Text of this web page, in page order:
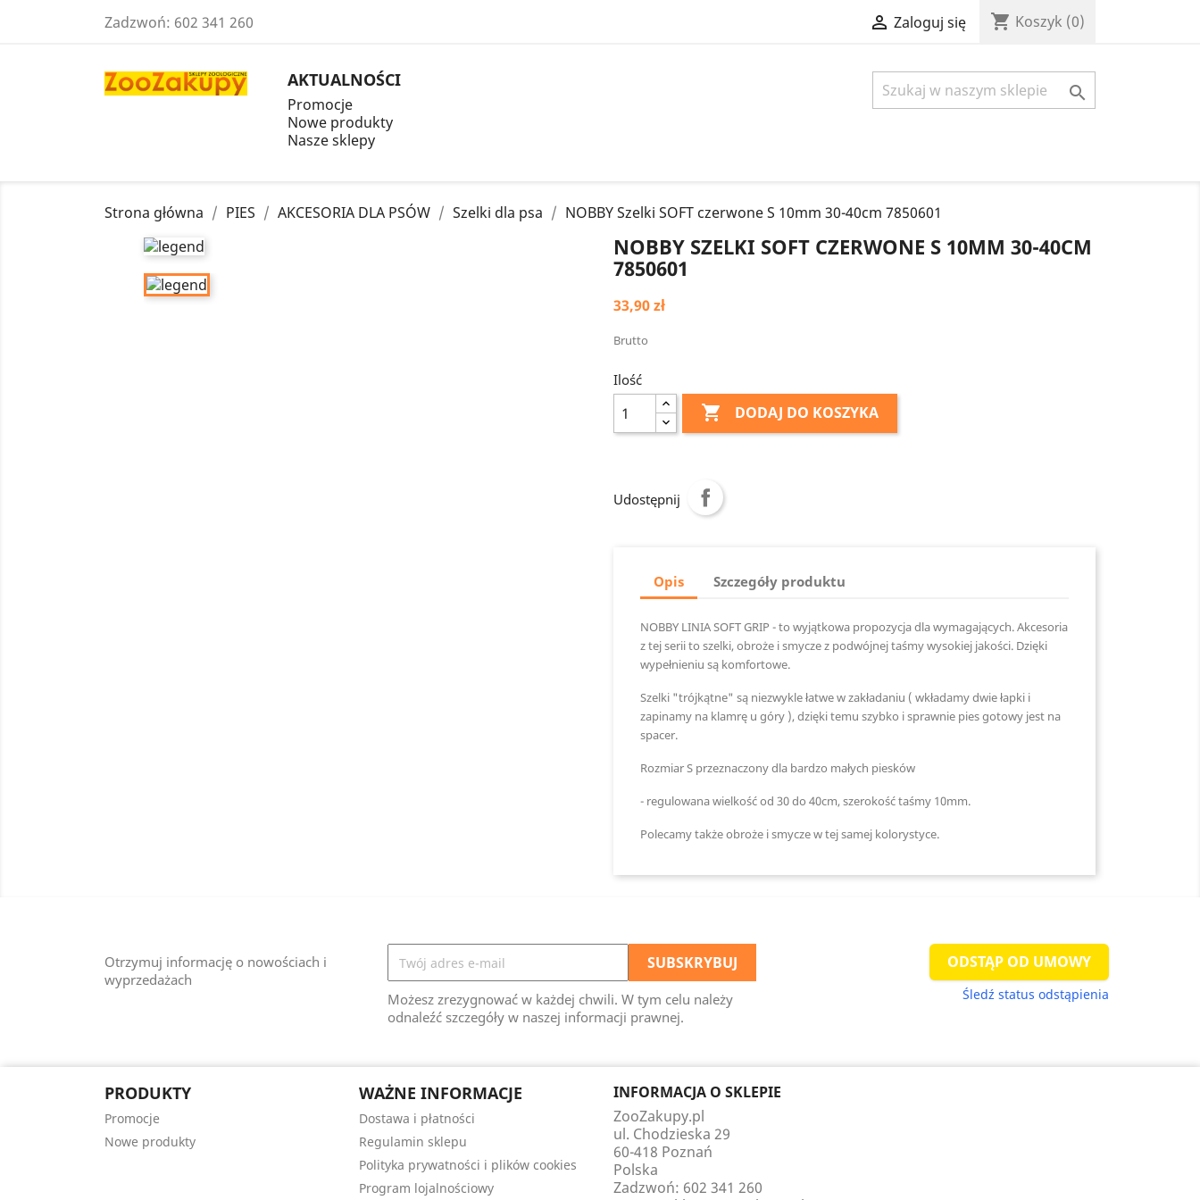
Zadzwoń: 602 341 260  Zaloguj się shopping_cart Koszyk (0)
AKTUALNOŚCI
Promocje
Nowe produkty
Nasze sklepy

Strona główna PIES AKCESORIA DLA PSÓW Szelki dla psa NOBBY Szelki SOFT czerwone S 10mm 30-40cm 7850601
NOBBY SZELKI SOFT CZERWONE S 10MM 30-40CM
7850601
33,90 zł
Brutto
Ilość
 DODAJ DO KOSZYKA
Udostępnij
Opis Szczegóły produktu
NOBBY LINIA SOFT GRIP - to wyjątkowa propozycja dla wymagających. Akcesoria
z tej serii to szelki, obroże i smycze z podwójnej taśmy wysokiej jakości. Dzięki
wypełnieniu są komfortowe.
Szelki "trójkątne" są niezwykle łatwe w zakładaniu ( wkładamy dwie łapki i
zapinamy na klamrę u góry ), dzięki temu szybko i sprawnie pies gotowy jest na
spacer.
Rozmiar S przeznaczony dla bardzo małych piesków
- regulowana wielkość od 30 do 40cm, szerokość taśmy 10mm.
Polecamy także obroże i smycze w tej samej kolorystyce.
Otrzymuj informację o nowościach i
wyprzedażach
Możesz zrezygnować w każdej chwili. W tym celu należy
odnaleźć szczegóły w naszej informacji prawnej.
ODSTĄP OD UMOWY
Śledź status odstąpienia
PRODUKTY
Promocje
Nowe produkty
WAŻNE INFORMACJE
Dostawa i płatności
Regulamin sklepu
Polityka prywatności i plików cookies
Program lojalnościowy
INFORMACJA O SKLEPIE
ZooZakupy.pl
ul. Chodzieska 29
60-418 Poznań
Polska
Zadzwoń: 602 341 260